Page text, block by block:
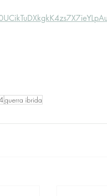
guerra ibrida